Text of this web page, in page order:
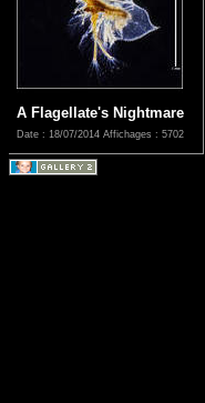
A Flagellate's Nightmare
Date : 18/07/2014 Affichages : 5702